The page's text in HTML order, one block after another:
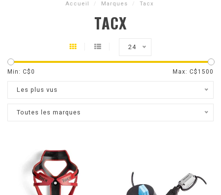
Accueil / Marques / Tacx
TACX
24
Min: C$0 Max: C$ 1500
Les plus vus
Toutes les marques